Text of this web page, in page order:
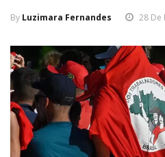
By Luzimara Fernandes 28 De